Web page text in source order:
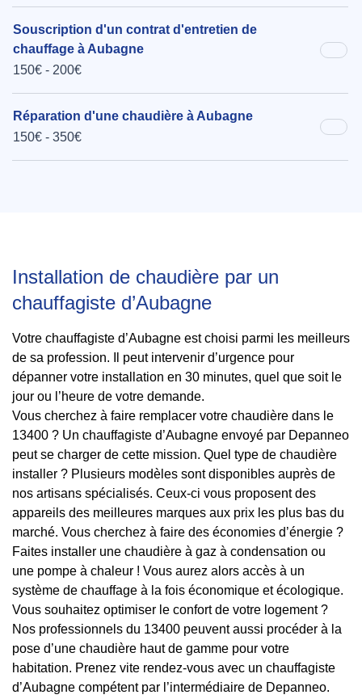
Souscription d'un contrat d'entretien de
chauffage à Aubagne
150€ - 200€
Réparation d'une chaudière à Aubagne
150€ - 350€
Installation de chaudière par un
chauffagiste d’Aubagne
Votre chauffagiste d’Aubagne est choisi parmi les meilleurs
de sa profession. Il peut intervenir d’urgence pour
dépanner votre installation en 30 minutes, quel que soit le
jour ou l’heure de votre demande.
Vous cherchez à faire remplacer votre chaudière dans le
13400 ? Un chauffagiste d’Aubagne envoyé par Depanneo
peut se charger de cette mission. Quel type de chaudière
installer ? Plusieurs modèles sont disponibles auprès de
nos artisans spécialisés. Ceux-ci vous proposent des
appareils des meilleures marques aux prix les plus bas du
marché. Vous cherchez à faire des économies d’énergie ?
Faites installer une chaudière à gaz à condensation ou
une pompe à chaleur ! Vous aurez alors accès à un
système de chauffage à la fois économique et écologique.
Vous souhaitez optimiser le confort de votre logement ?
Nos professionnels du 13400 peuvent aussi procéder à la
pose d’une chaudière haut de gamme pour votre
habitation. Prenez vite rendez-vous avec un chauffagiste
d’Aubagne compétent par l’intermédiaire de Depanneo.